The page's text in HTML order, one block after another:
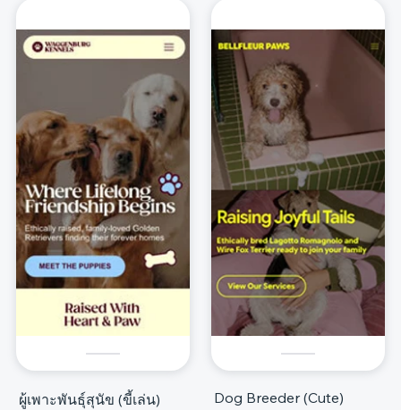
ผู้เพาะพันธุ์สุนัข (ขี้เล่น) Dog Breeder (Cute)